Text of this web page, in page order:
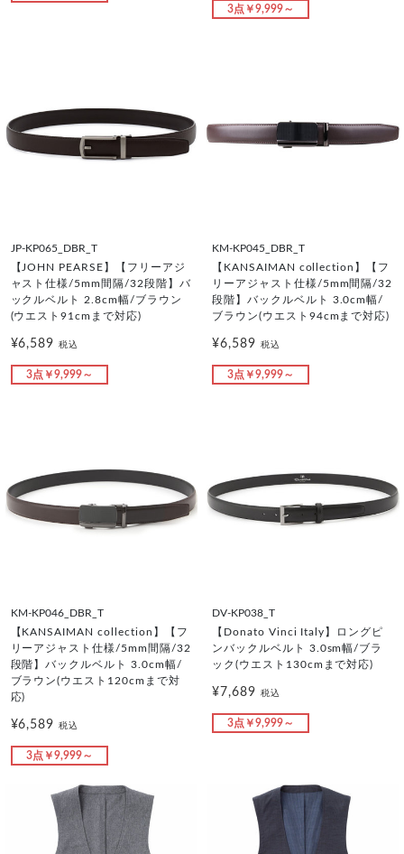
3点￥9,999～
JP-KP065_DBR_T
【JOHN PEARSE】【フリーアジ
ャスト仕様/5mm間隔/32段階】バ
ックルベルト 2.8cm幅/ブラウン
(ウエスト91cmまで対応)
¥6,589税込
3点￥9,999～
KM-KP045_DBR_T
【KANSAIMAN collection】【フ
リーアジャスト仕様/5mm間隔/32
段階】バックルベルト 3.0cm幅/
ブラウン(ウエスト94cmまで対応)
¥6,589 税込
3点￥9,999～
KM-KP046_DBR_T
【KANSAIMAN collection】【フ
リーアジャスト仕様/5mm間隔/32
段階】バックルベルト 3.0cm幅/
ブラウン(ウエスト120cmまで対
応)
¥6,589税込
3点￥9,999～
DV-KP038_T
【Donato Vinci Italy】ロングピ
ンバックルベルト 3.0sm幅/ブラ
ック(ウエスト130cmまで対応)
¥7,689 税込
3点￥9,999～